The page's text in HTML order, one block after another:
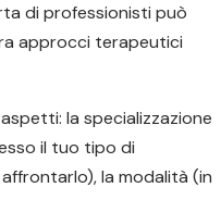
di professionisti può
approcci terapeutici
la specializzazione
il tuo tipo di
la modalità (in